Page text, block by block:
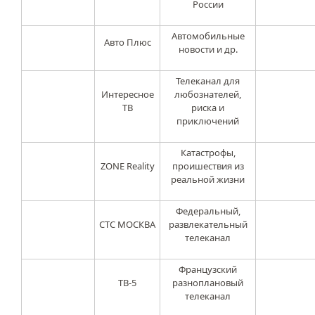
России
Авто Плюс
Автомобильные
новости и др.
Интересное
ТВ
Телеканал для
любознателей,
риска и
приключений
ZONE Reality
Катастрофы,
проишествия из
реальной жизни
СТС МОСКВА
Федеральный,
развлекательный
телеканал
ТВ-5
Французский
разноплановый
телеканал